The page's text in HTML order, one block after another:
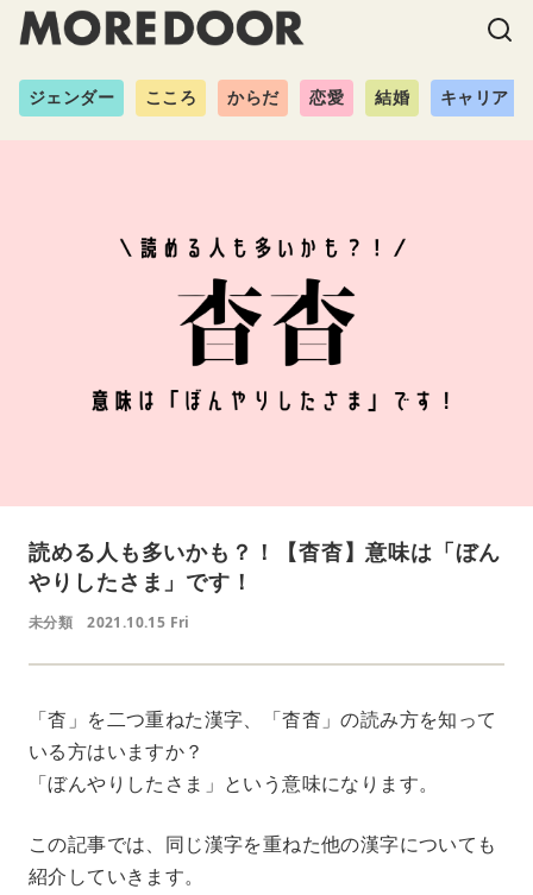
ジェンダー こころ からだ 恋愛 結婚 キャリア
読める人も多いかも？！【杳杳】意味は「ぼん
やりしたさま」です！
未分類 2021.10.15 Fri
「杳」を二つ重ねた漢字、「杳杳」の読み方を知って
いる方はいますか？
「ぼんやりしたさま」という意味になります。
この記事では、同じ漢字を重ねた他の漢字についても
紹介していきます。